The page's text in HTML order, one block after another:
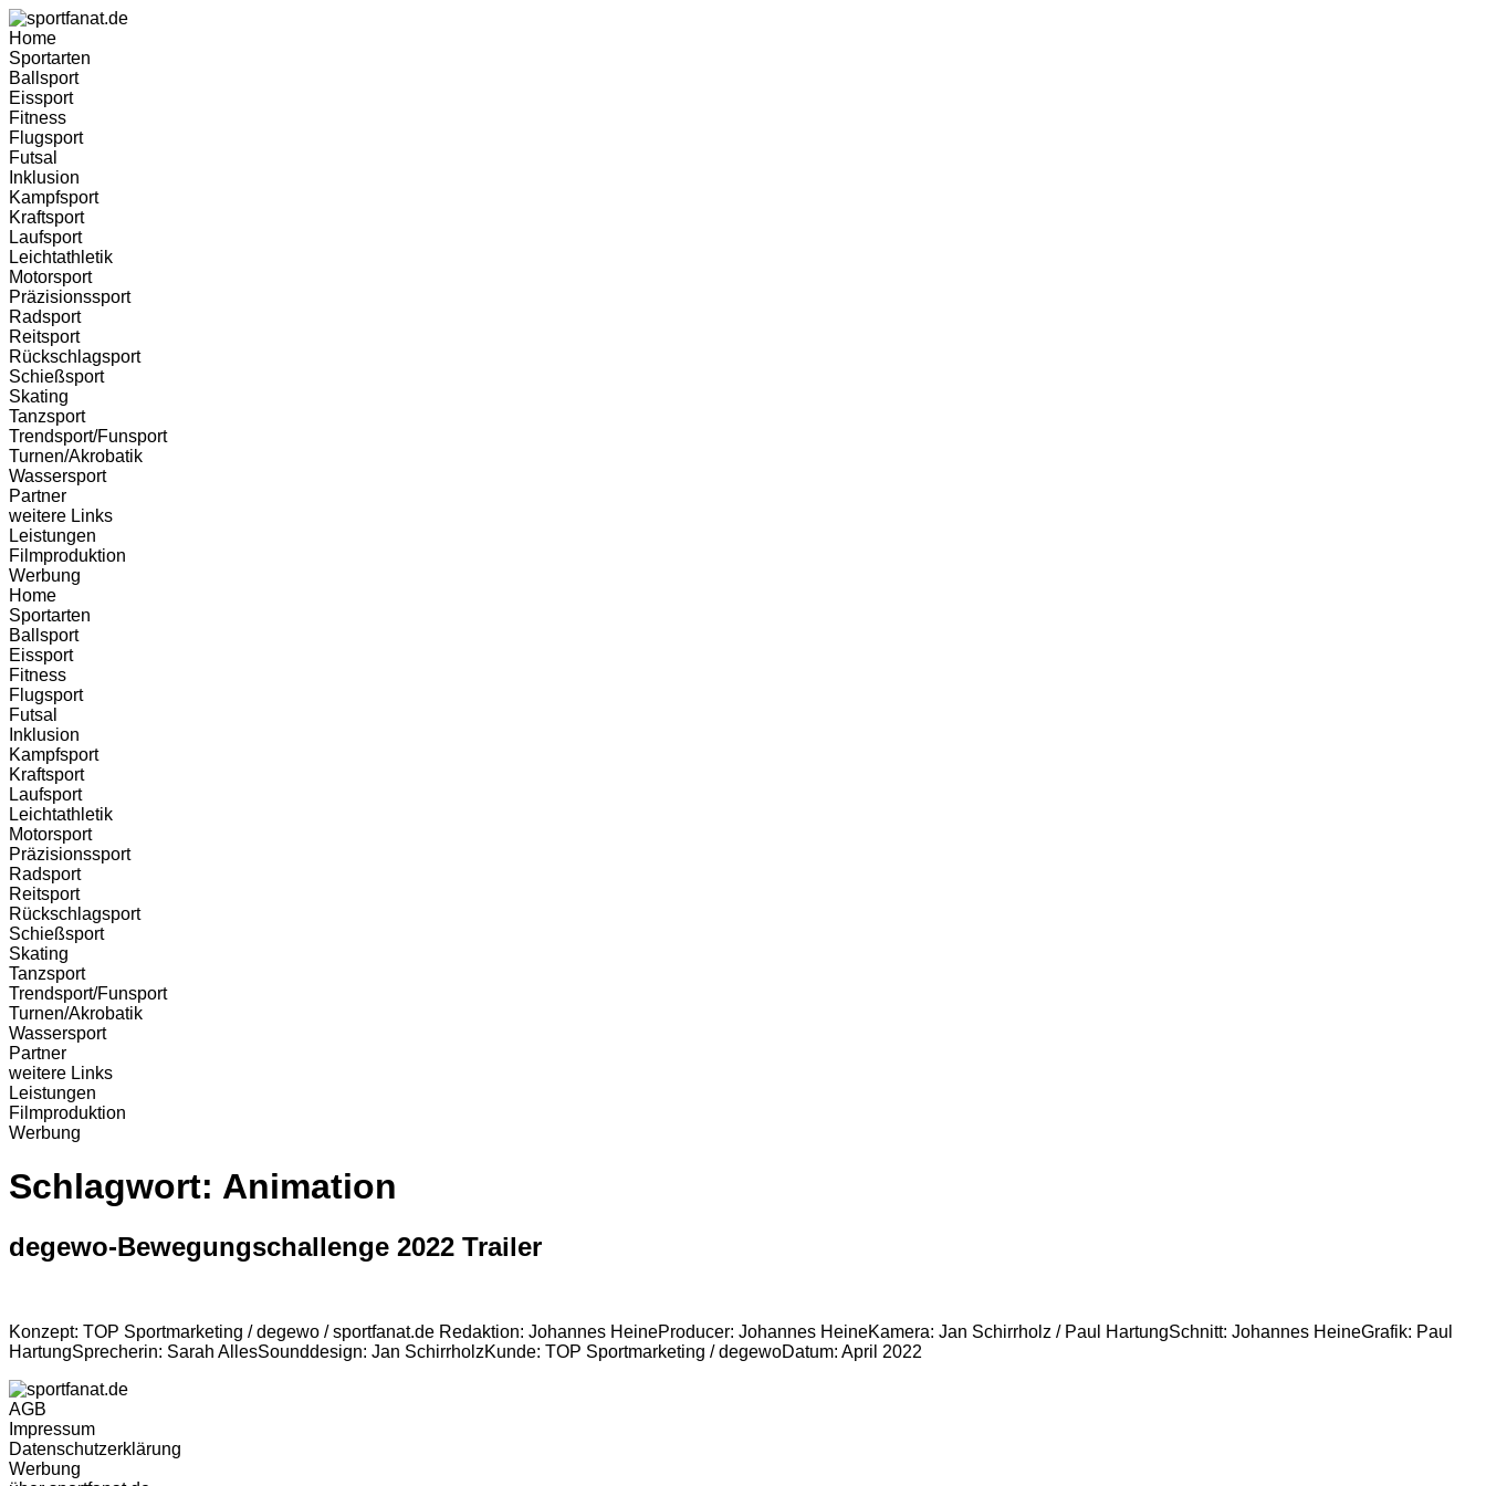
Zum
Inhalt
wechseln
Home
Sportarten
Ballsport
Eissport
Fitness
Flugsport
Futsal
Inklusion
Kampfsport
Kraftsport
Laufsport
Leichtathletik
Motorsport
Präzisionssport
Radsport
Reitsport
Rückschlagsport
Schießsport
Skating
Tanzsport
Trendsport/Funsport
Turnen/Akrobatik
Wassersport
Partner
weitere Links
Leistungen
Filmproduktion
Werbung
Menü
Home
Sportarten
Ballsport
Eissport
Fitness
Flugsport
Futsal
Inklusion
Kampfsport
Kraftsport
Laufsport
Leichtathletik
Motorsport
Präzisionssport
Radsport
Reitsport
Rückschlagsport
Schießsport
Skating
Tanzsport
Trendsport/Funsport
Turnen/Akrobatik
Wassersport
Partner
weitere Links
Leistungen
Filmproduktion
Werbung
Schlagwort: Animation
degewo-Bewegungschallenge 2022 Trailer
Konzept: TOP Sportmarketing / degewo / sportfanat.de Redaktion: Johannes HeineProducer: Johannes HeineKamera: Jan Schirrholz / Paul HartungSchnitt: Johannes HeineGrafik: Paul
HartungSprecherin: Sarah AllesSounddesign: Jan SchirrholzKunde: TOP Sportmarketing / degewoDatum: April 2022
AGB
Impressum
Datenschutzerklärung
Werbung